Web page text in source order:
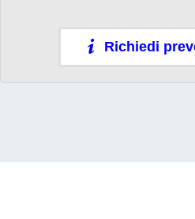
Richiedi